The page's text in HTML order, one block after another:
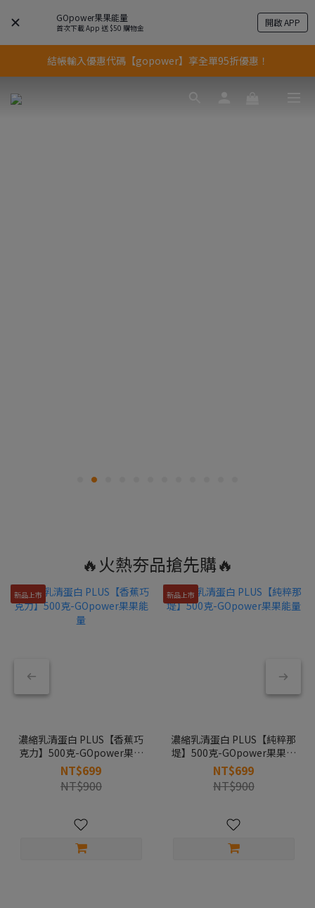
GOpower果果能量
首次下載 App 送 $50 購物金 開啟 APP
果果11歲慶｜App 下單享 5% 購物金回饋
果果11歲慶｜App 下單享 5% 購物金回饋
結帳輸入優惠代碼【gopower】享全單95折優惠！
11歲慶好禮｜買 500g/1kg 指定乳清2包贈品牌毛巾
🔥火熱夯品搶先購🔥
新品上市
濃縮乳清蛋白 PLUS【香蕉巧
克力】500克-GOpower果果
能量
NT$699
NT$900
新品上市
濃縮乳清蛋白 PLUS【純粹那
堤】500克-GOpower果果能
量
NT$699
NT$900